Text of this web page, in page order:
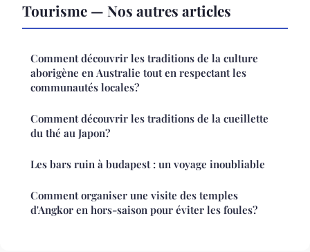
Tourisme — Nos autres articles
Comment découvrir les traditions de la culture
aborigène en Australie tout en respectant les
communautés locales?
Comment découvrir les traditions de la cueillette
du thé au Japon?
Les bars ruin à budapest : un voyage inoubliable
Comment organiser une visite des temples
d'Angkor en hors-saison pour éviter les foules?